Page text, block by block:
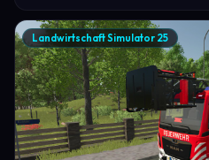
Landwirtschaft Simulator 25